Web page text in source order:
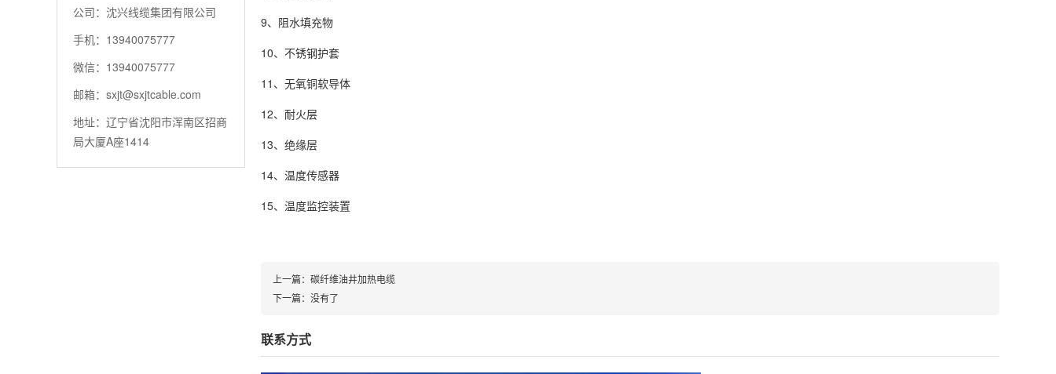
公司：沈兴线缆集团有限公司
手机：13940075777
微信：13940075777
邮箱：sxjt@sxjtcable.com
地址：辽宁省沈阳市浑南区招商
局大厦A座1414
9、阻水填充物
10、不锈钢护套
11、无氧铜软导体
12、耐火层
13、绝缘层
14、温度传感器
15、温度监控装置
上一篇： 碳纤维油井加热电缆
下一篇： 没有了
联系方式